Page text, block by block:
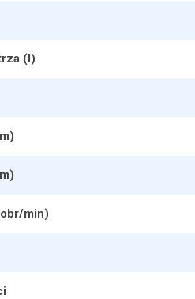
(l)
min)